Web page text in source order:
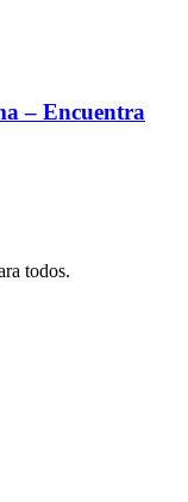
– Encuentra
todos.